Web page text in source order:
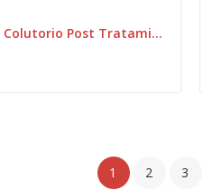
Isdin Bexident Colutorio Post Tratamiento 250 ml
1 2 3